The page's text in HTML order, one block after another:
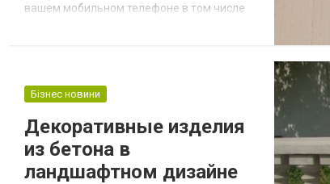
вашем мобильном телефоне в том числе
перейдя на официальный сайт. Мы
механическим и электронным комп...
Бізнес новини
Декоративные изделия
из бетона в
ландшафтном дизайне